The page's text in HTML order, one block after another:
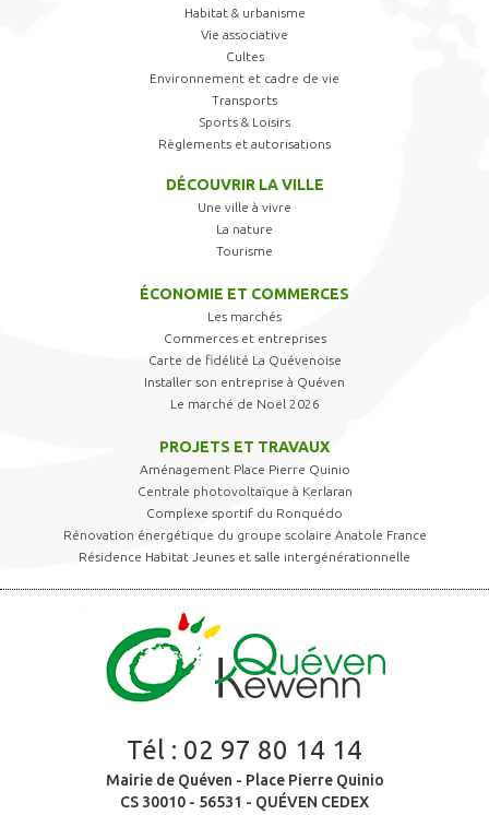
Habitat & urbanisme
Vie associative
Cultes
Environnement et cadre de vie
Transports
Sports & Loisirs
Règlements et autorisations
DÉCOUVRIR LA VILLE
Une ville à vivre
La nature
Tourisme
ÉCONOMIE ET COMMERCES
Les marchés
Commerces et entreprises
Carte de fidélité La Quévenoise
Installer son entreprise à Quéven
Le marché de Noël 2026
PROJETS ET TRAVAUX
Aménagement Place Pierre Quinio
Centrale photovoltaïque à Kerlaran
Complexe sportif du Ronquédo
Rénovation énergétique du groupe scolaire Anatole France
Résidence Habitat Jeunes et salle intergénérationnelle
Tél : 02 97 80 14 14
Mairie de Quéven - Place Pierre Quinio
CS 30010 - 56531 - QUÉVEN CEDEX